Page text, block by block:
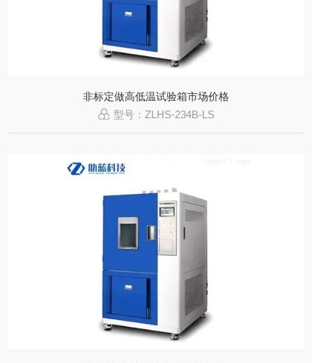
非标定做高低温试验箱市场价格
型号：ZLHS-234B-LS